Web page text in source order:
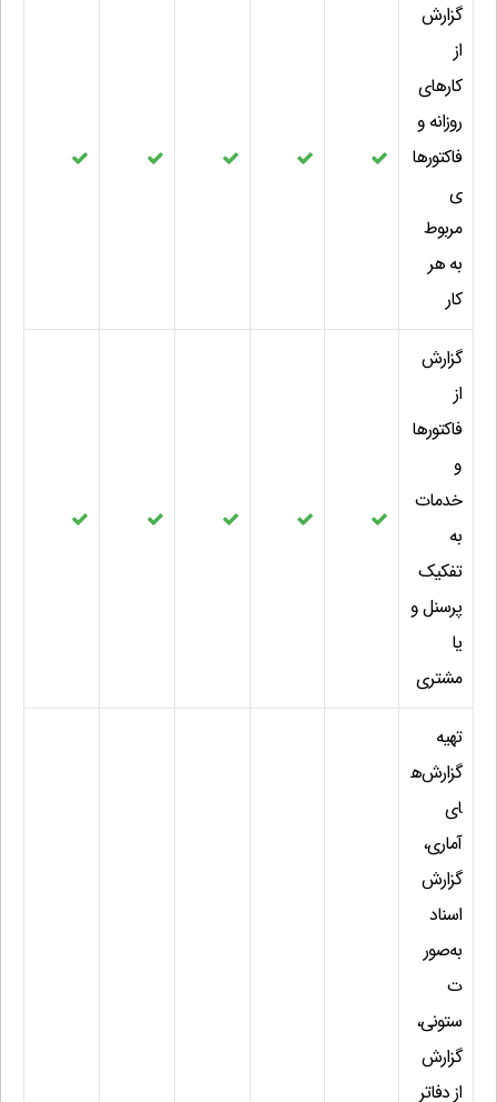
گزارش
از
کارهای
روزانه و
فاکتورها
ی
مربوط
به هر
کار
گزارش
از
فاکتورها
و
خدمات
به
تفکیک
پرسنل و
یا
مشتری
تهیه
گزارش‌ه
ای
آماری،
گزارش
اسناد
به‌صور
ت
ستونی،
گزارش
از دفاتر